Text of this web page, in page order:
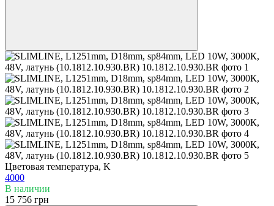
Цветовая температура, K
4000
В наличии
15 756 грн